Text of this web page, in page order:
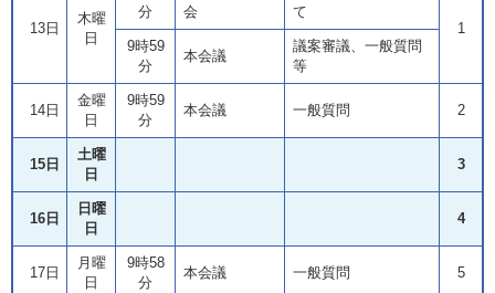
13日
木曜
日
分
会
て
1
9時59
分
本会議
議案審議、一般質問
等
14日
金曜
日
9時59
分
本会議 一般質問 2
15日
土曜
日
3
16日
日曜
日
4
17日
月曜
日
9時58
分
本会議 一般質問 5